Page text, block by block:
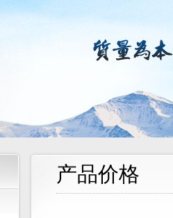
产品价格